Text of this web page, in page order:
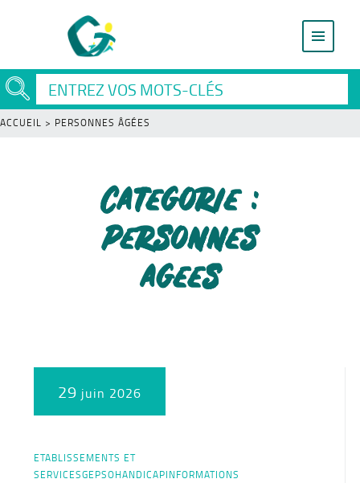
ACCUEIL > PERSONNES ÂGÉES
Categorie :
Personnes
agees
29 juin 2026
ETABLISSEMENTS ET
SERVICESGEPSOHANDICAPINFORMATIONS